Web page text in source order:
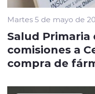
Martes 5 de mayo de
Salud
comisiones a
compra de